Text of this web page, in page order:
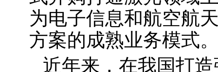
为电子信息和航空航
方案的成熟业务模式
近年来，在我国打